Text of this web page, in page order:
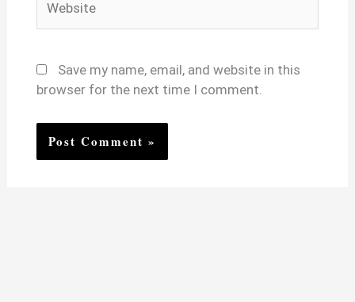
Save my name, email, and website in this
browser for the next time I comment.